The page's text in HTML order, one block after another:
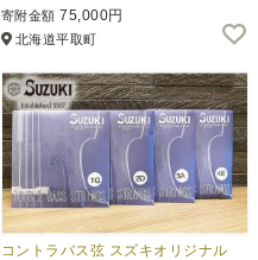
寄附金額 75,000円
北海道平取町
コントラバス弦 スズキオリジナル